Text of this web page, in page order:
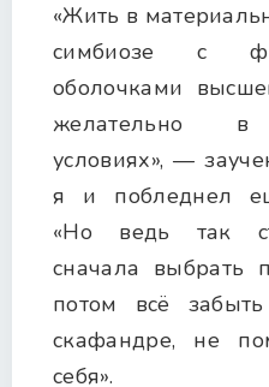
«Жить в
симбиозе с
оболочками
желательно в
условиях», —
я и побледнел
«Но ведь так
сначала выбрать
потом всё
скафандре, не
себя».